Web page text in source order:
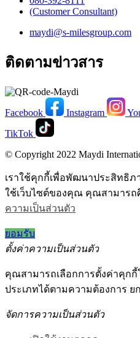
(Customer Consultant)​
maydi@s-milesgroup.com
ติดตามข่าวสาร
Facebook Instagram
TikTok
© Copyright 2022 Maydi
เราใช้คุกกี้เพื่อพัฒนาประสิทธิ
ใช้เว็บไซต์ของคุณ คุณสามารถ
ความเป็นส่วนตัว
ยอมรับ
ตั้งค่าความเป็นส่วนตัว
คุณสามารถเลือกการตั้งค่าคุกกี้
ประเภทได้ตามความต้องการ ย
จัดการความเป็นส่วนตัว